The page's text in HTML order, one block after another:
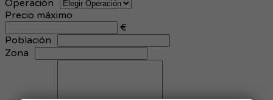
Operación
Precio máximo
€
Población
Zona